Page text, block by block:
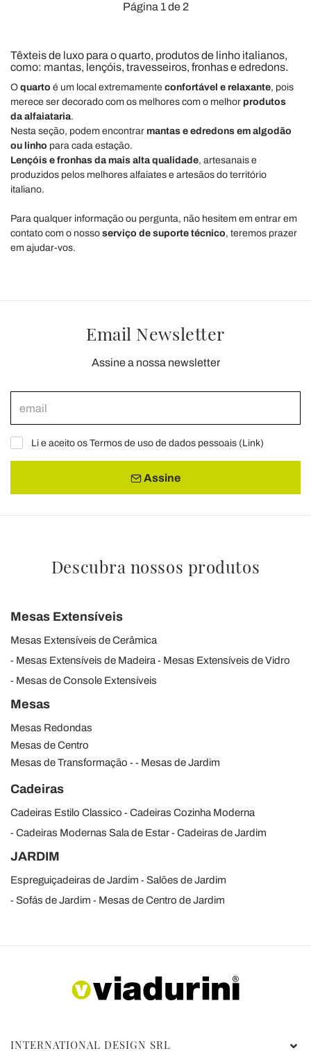
Página 1 de 2
Têxteis de luxo para o quarto, produtos de linho italianos,
como: mantas, lençóis, travesseiros, fronhas e edredons.
O quarto é um local extremamente confortável e relaxante, pois
merece ser decorado com os melhores com o melhor produtos
da alfaiataria.
Nesta seção, podem encontrar mantas e edredons em algodão
ou linho para cada estação.
Lençóis e fronhas da mais alta qualidade, artesanais e
produzidos pelos melhores alfaiates e artesãos do território
italiano.
Para qualquer informação ou pergunta, não hesitem em entrar em
contato com o nosso serviço de suporte técnico, teremos prazer
em ajudar-vos.
Email Newsletter
Assine a nossa newsletter
Li e aceito os Termos de uso de dados pessoais (Link)
Assine
Descubra nossos produtos
Mesas Extensíveis
Mesas Extensíveis de Cerâmica
Mesas Extensíveis de Madeira
Mesas Extensíveis de Vidro
Mesas de Console Extensíveis
Mesas
Mesas Redondas
Mesas de Centro
Mesas de Transformação
Mesas de Jardim
Cadeiras
Cadeiras Estilo Classico
Cadeiras Cozinha Moderna
Cadeiras Modernas Sala de Estar
Cadeiras de Jardim
JARDIM
Espreguiçadeiras de Jardim
Salões de Jardim
Sofás de Jardim
Mesas de Centro de Jardim
INTERNATIONAL DESIGN SRL